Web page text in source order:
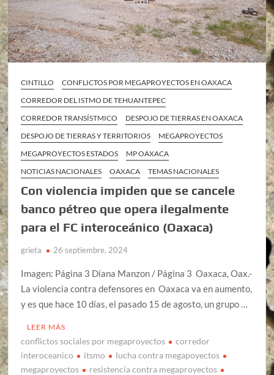
CINTILLO
CONFLICTOS POR MEGAPROYECTOS EN OAXACA
CORREDOR DEL ISTMO DE TEHUANTEPEC
CORREDOR TRANSÍSTMICO
DESPOJO DE TIERRAS EN OAXACA
DESPOJO DE TIERRAS Y TERRITORIOS
MEGAPROYECTOS
MEGAPROYECTOS ESTADOS
MP OAXACA
NOTICIAS NACIONALES
OAXACA TEMAS NACIONALES
Con violencia impiden que se cancele
banco pétreo que opera ilegalmente
para el FC interoceánico (Oaxaca)
grieta 26 septiembre, 2024
Imagen: Página 3 Diana Manzon / Página 3 Oaxaca, Oax.-
La violencia contra defensores en Oaxaca va en aumento,
y es que hace 10 días, el pasado 15 de agosto, un grupo …
LEER MÁS
conflictos sociales por megaproyectos
corredor
interoceanico
itsmo
lucha contra megapoyectos
megaproyectos
resistencia contra megaproyectos